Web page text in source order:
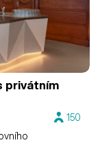
privátním
150